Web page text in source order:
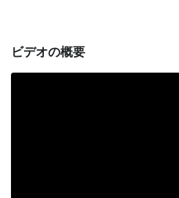
ビデオの概要